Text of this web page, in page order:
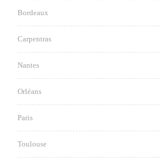
Bordeaux
Carpentras
Nantes
Orléans
Paris
Toulouse